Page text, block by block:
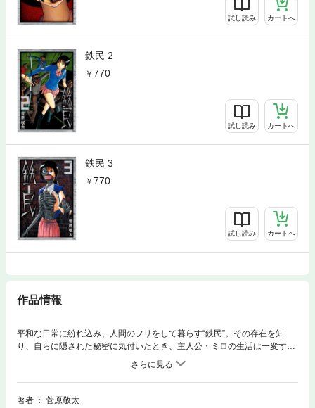
試し読み カートへ
鉄民 2
770
試し読み カートへ
鉄民 3
770
試し読み カートへ
作品情報
平和な日常に紛れ込み、人間のフリをして暮らす“鉄民”。その存在を知
り、自らに隠された秘密に気付いたとき、主人公・ミロの生活は一変す
る。そして現れたのは…もう一人の自分!? 果たしてその正体は――。次々
と巻き起こる衝撃展開から目が離せない！「WEBコミックアクション」に
て好評連載中！
著者
菅原敬太